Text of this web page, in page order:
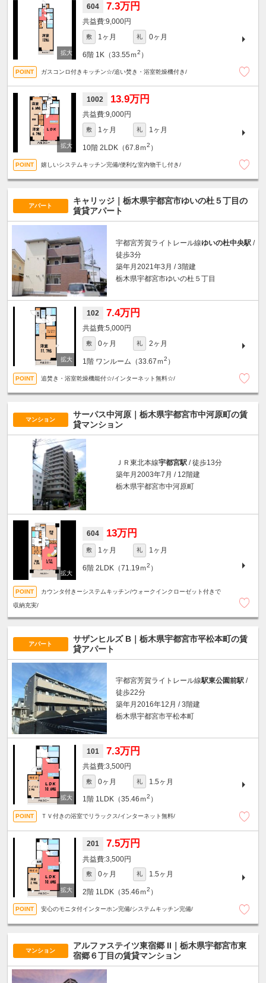
604 7.3万円
9,000円
敷 1ヶ月 礼 0ヶ月
6階 1K（33.55ｍ2 ）
ガスコンロ付きキッチン☆/追い焚き・浴室乾燥機付き/
1002 13.9万円
9,000円
敷 1ヶ月 礼 1ヶ月
10階 2LDK（67.8ｍ2 ）
嬉しいシステムキッチン完備/便利な室内物干し付き/
アパート
キャリッジ｜栃木県宇都宮市ゆいの杜５丁目の
賃貸アパート
宇都宮芳賀ライトレール線ゆいの杜中央駅 /
徒歩3分
築年月2021年3月 / 3階建
栃木県宇都宮市ゆいの杜５丁目
102 7.4万円
5,000円
敷 0ヶ月 礼 2ヶ月
1階 ワンルーム（33.67ｍ2 ）
追焚き・浴室乾燥機能付☆/インターネット無料☆/
マンション
サーパス中河原｜栃木県宇都宮市中河原町の賃
貸マンション
ＪＲ東北本線宇都宮駅 / 徒歩13分
築年月2003年7月 / 12階建
栃木県宇都宮市中河原町
604 13万円
敷 1ヶ月 礼 1ヶ月
6階 2LDK（71.19ｍ2 ）
カウンタ付きーシステムキッチン/ウォークインクローゼット付きで
収納充実/
アパート
サザンヒルズ B｜栃木県宇都宮市平松本町の賃
貸アパート
宇都宮芳賀ライトレール線駅東公園前駅 /
徒歩22分
築年月2016年12月 / 3階建
栃木県宇都宮市平松本町
101 7.3万円
3,500円
敷 0ヶ月 礼 1.5ヶ月
1階 1LDK（35.46ｍ2 ）
ＴＶ付きの浴室でリラックス/インターネット無料/
201 7.5万円
3,500円
敷 0ヶ月 礼 1.5ヶ月
2階 1LDK（35.46ｍ2 ）
安心のモニタ付インターホン完備/システムキッチン完備/
マンション
アルファステイツ東宿郷 II｜栃木県宇都宮市東
宿郷６丁目の賃貸マンション